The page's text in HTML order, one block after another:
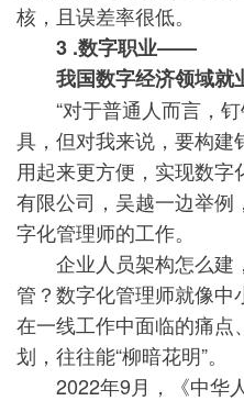
核，且误差率很低。
3 .数字职业——
我国数字经济领域就
“对于普通人而言，钉
具，但对我来说，要构建
用起来更方便，实现数字
有限公司，吴越一边举例
字化管理师的工作。
企业人员架构怎么建
管？数字化管理师就像中
在一线工作中面临的痛点
划，往往能“柳暗花明”。
2022年9月，《中华